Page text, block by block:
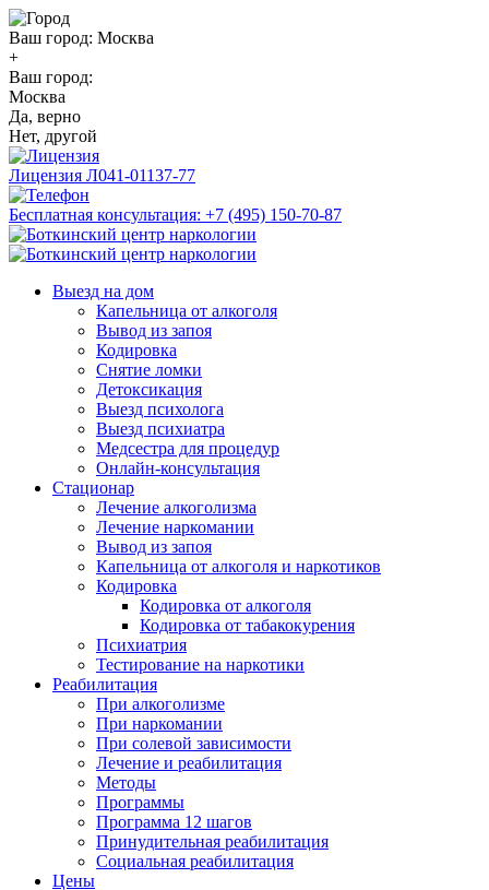
Ваш город: Москва
+
Ваш город:
Москва
Да, верно
Нет, другой
Лицензия Л041-01137-77
Бесплатная консультация: +7 (495) 150-70-87
Выезд на дом
Капельница от алкоголя
Вывод из запоя
Кодировка
Снятие ломки
Детоксикация
Выезд психолога
Выезд психиатра
Медсестра для процедур
Онлайн-консультация
Стационар
Лечение алкоголизма
Лечение наркомании
Вывод из запоя
Капельница от алкоголя и наркотиков
Кодировка
Кодировка от алкоголя
Кодировка от табакокурения
Психиатрия
Тестирование на наркотики
Реабилитация
При алкоголизме
При наркомании
При солевой зависимости
Лечение и реабилитация
Методы
Программы
Программа 12 шагов
Принудительная реабилитация
Социальная реабилитация
Цены